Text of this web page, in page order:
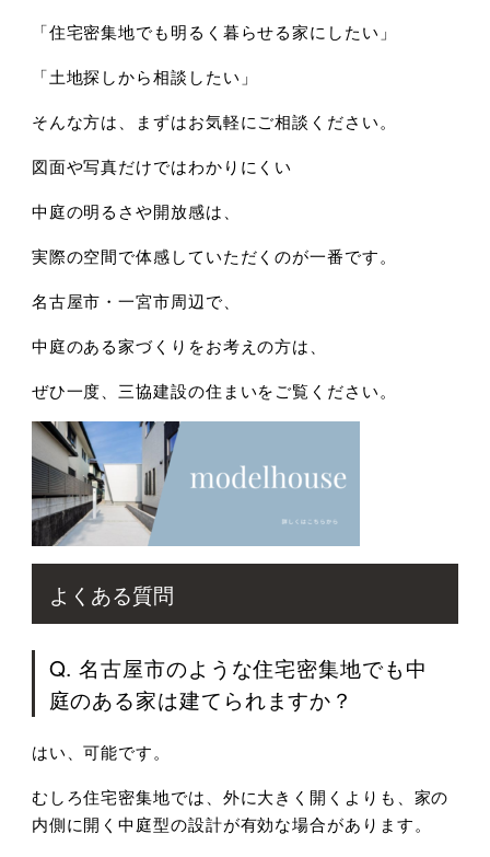
「住宅密集地でも明るく暮らせる家にしたい」
「土地探しから相談したい」
そんな方は、
まずはお気軽にご相談ください。
図面や写真だけではわかりにくい
中庭の明るさや開放感は、
実際の空間で体感していただくのが一番です。
名古屋市・一宮市周辺で、
中庭のある家づくりをお考えの方は、
ぜひ一度、三協建設の住まいをご覧ください。
よくある質問
Q. 名古屋市のような住宅密集地でも中
庭のある家は建てられますか？
はい、可能です。
むしろ住宅密集地では、外に大きく開くよりも、家の
内側に開く中庭型の設計が有効な場合があります。